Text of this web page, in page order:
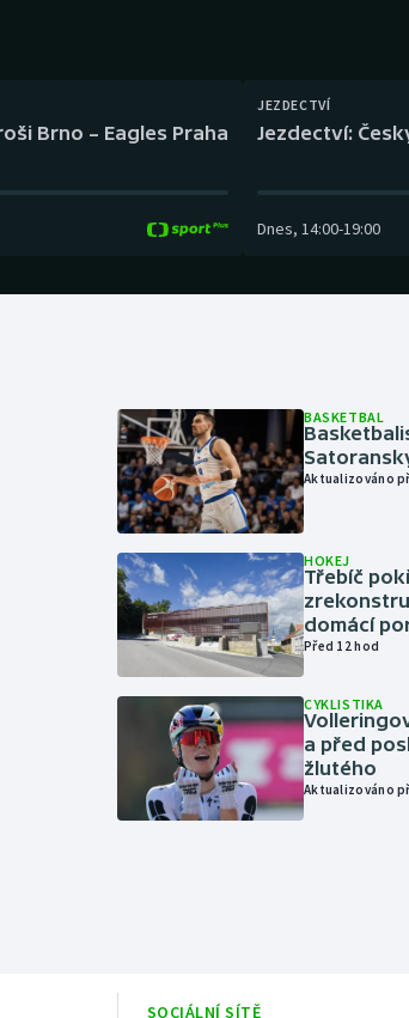
hry
volejbal
Vodní slalom
Ostatní
Brno – Eagles Praha
JEZDECTVÍ
Jezdectví:
Dnes, 14:00-19:00
BASKETBAL
Aktualizováno
HOKEJ
Třebíč
domácí
Před 12 hod
CYKLISTIKA
a před
žlutého
Aktualizováno
SOCIÁLNÍ SÍTĚ